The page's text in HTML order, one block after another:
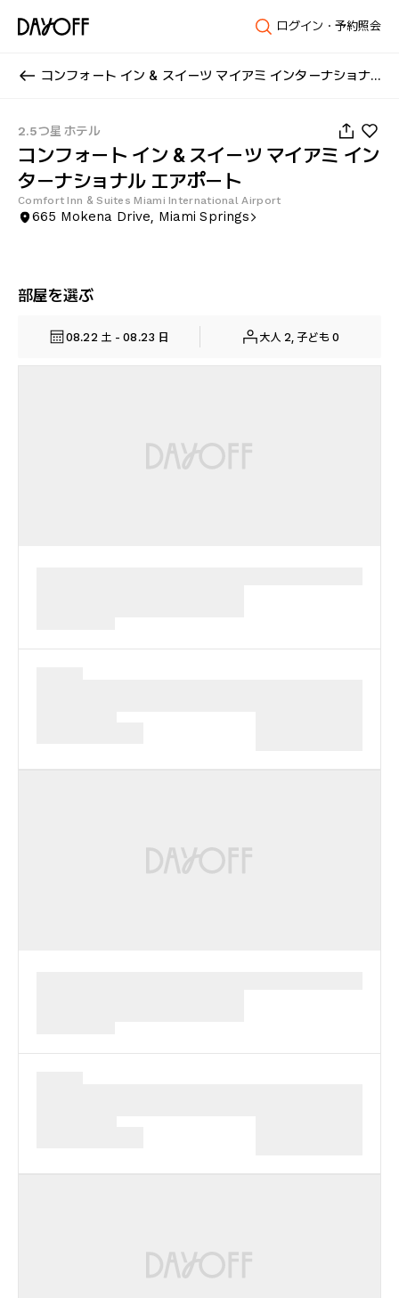
ログイン・予約照会
コンフォート イン & スイーツ マイアミ インターナショナル エアポート
2.5つ星 ホテル
コンフォート イン & スイーツ マイアミ イン
ターナショナル エアポート
Comfort Inn & Suites Miami International Airport
665 Mokena Drive, Miami Springs
部屋を選ぶ
08.22 土 - 08.23 日 大人 2, 子ども 0